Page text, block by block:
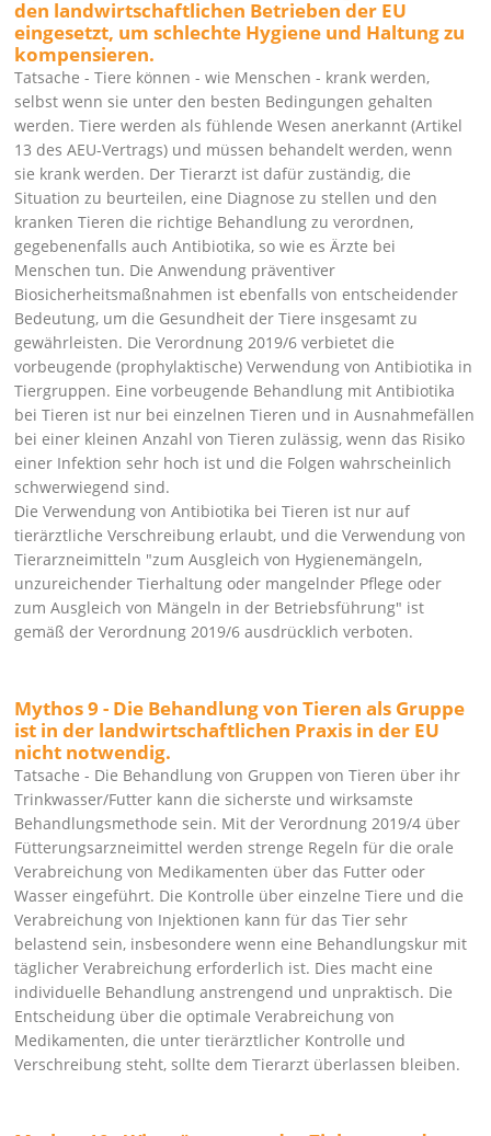
den landwirtschaftlichen Betrieben der EU
eingesetzt, um schlechte Hygiene und Haltung zu
kompensieren.
Tatsache - Tiere können - wie Menschen - krank werden,
selbst wenn sie unter den besten Bedingungen gehalten
werden. Tiere werden als fühlende Wesen anerkannt (Artikel
13 des AEU-Vertrags) und müssen behandelt werden, wenn
sie krank werden. Der Tierarzt ist dafür zuständig, die
Situation zu beurteilen, eine Diagnose zu stellen und den
kranken Tieren die richtige Behandlung zu verordnen,
gegebenenfalls auch Antibiotika, so wie es Ärzte bei
Menschen tun. Die Anwendung präventiver
Biosicherheitsmaßnahmen ist ebenfalls von entscheidender
Bedeutung, um die Gesundheit der Tiere insgesamt zu
gewährleisten. Die Verordnung 2019/6 verbietet die
vorbeugende (prophylaktische) Verwendung von Antibiotika in
Tiergruppen. Eine vorbeugende Behandlung mit Antibiotika
bei Tieren ist nur bei einzelnen Tieren und in Ausnahmefällen
bei einer kleinen Anzahl von Tieren zulässig, wenn das Risiko
einer Infektion sehr hoch ist und die Folgen wahrscheinlich
schwerwiegend sind.
Die Verwendung von Antibiotika bei Tieren ist nur auf
tierärztliche Verschreibung erlaubt, und die Verwendung von
Tierarzneimitteln
zum Ausgleich von Hygienemängeln,
unzureichender Tierhaltung oder mangelnder Pflege oder
zum Ausgleich von Mängeln in der Betriebsführung ist
gemäß der Verordnung 2019/6 ausdrücklich verboten.
Mythos 9 - Die Behandlung von Tieren als Gruppe
ist in der landwirtschaftlichen Praxis in der EU
nicht notwendig.
Tatsache - Die Behandlung von Gruppen von Tieren über ihr
Trinkwasser/Futter kann die sicherste und wirksamste
Behandlungsmethode sein. Mit der Verordnung 2019/4 über
Fütterungsarzneimittel werden strenge Regeln für die orale
Verabreichung von Medikamenten über das Futter oder
Wasser eingeführt. Die Kontrolle über einzelne Tiere und die
Verabreichung von Injektionen kann für das Tier sehr
belastend sein, insbesondere wenn eine Behandlungskur mit
täglicher Verabreichung erforderlich ist. Dies macht eine
individuelle Behandlung anstrengend und unpraktisch. Die
Entscheidung über die optimale Verabreichung von
Medikamenten, die unter tierärztlicher Kontrolle und
Verschreibung steht, sollte dem Tierarzt überlassen bleiben.